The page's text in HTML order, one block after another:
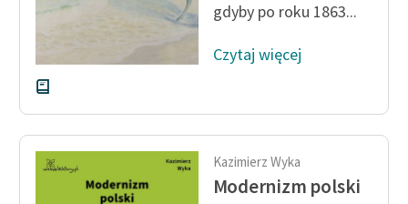
E-kolekcja lektur
szkolnych i literatury do
słuchania dla uczennic i
uczniów z
niepełnosprawnościami
Feministyczne inspiracje.
Popularyzacja
skandynawskiej literatury
gdyby po roku 1863...
Czytaj więcej
Kazimierz Wyka
Modernizm polski